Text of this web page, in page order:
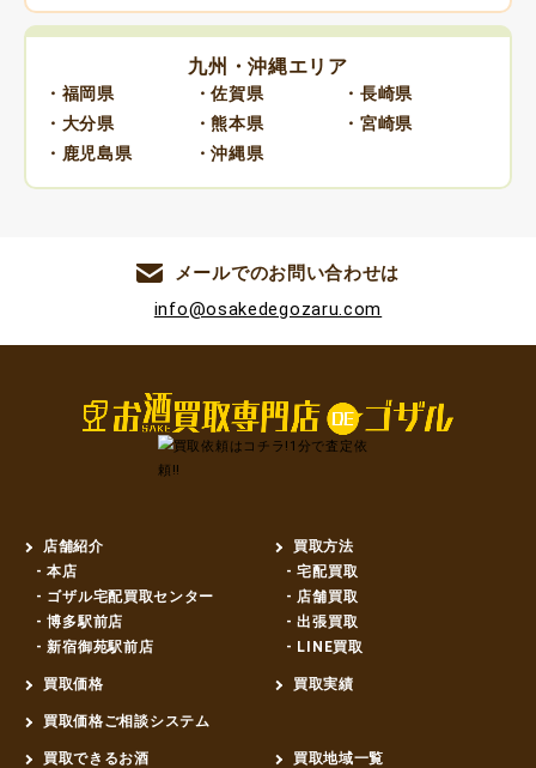
九州・沖縄エリア
・福岡県 ・佐賀県
・長崎県
・大分県
・熊本県
・宮崎県
・鹿児島県
・沖縄県
メールでのお問い合わせは
info@osakedegozaru.com
店舗紹介
- 本店
- ゴザル宅配買取センター
- 博多駅前店
- 新宿御苑駅前店
買取価格
買取価格ご相談システム
買取方法
- 宅配買取
- 店舗買取
- 出張買取
- LINE買取
買取実績
買取できるお酒
買取地域一覧